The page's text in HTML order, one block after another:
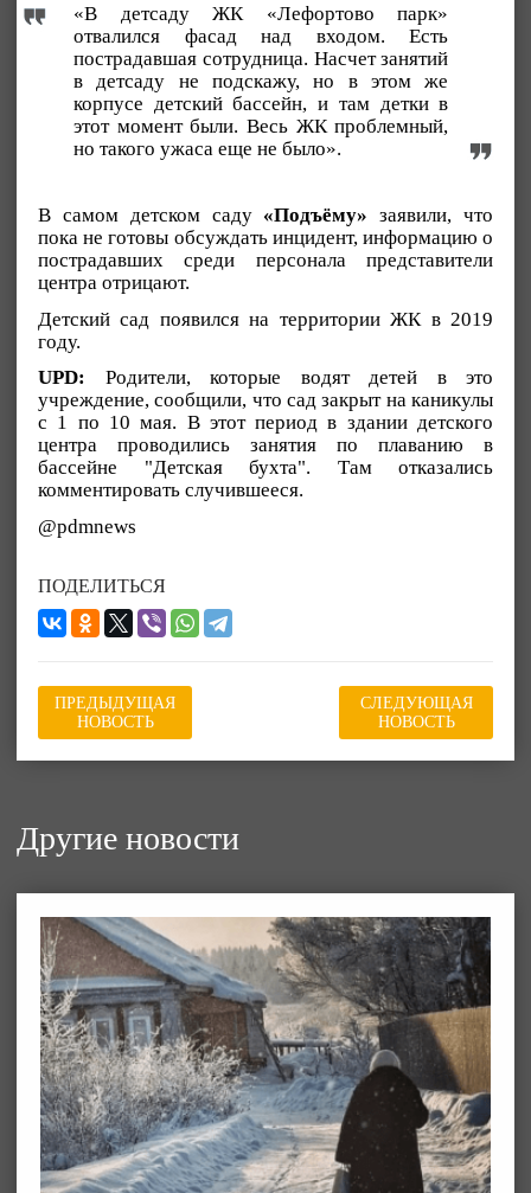
«В детсаду ЖК «Лефортово парк»
отвалился фасад над входом. Есть
пострадавшая сотрудница. Насчет занятий
в детсаду не подскажу, но в этом же
корпусе детский бассейн, и там детки в
этот момент были. Весь ЖК проблемный,
но такого ужаса еще не было».
В самом детском саду «Подъёму» заявили, что
пока не готовы обсуждать инцидент, информацию о
пострадавших среди персонала представители
центра отрицают.
Детский сад появился на территории ЖК в 2019
году.
UPD: Родители, которые водят детей в это
учреждение, сообщили, что сад закрыт на каникулы
с 1 по 10 мая. В этот период в здании детского
центра проводились занятия по плаванию в
бассейне "Детская бухта". Там отказались
комментировать случившееся.
@pdmnews
ПОДЕЛИТЬСЯ
ПРЕДЫДУЩАЯ
НОВОСТЬ
СЛЕДУЮЩАЯ
НОВОСТЬ
Другие новости